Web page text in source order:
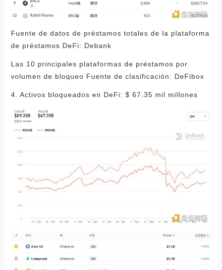
Fuente de datos de préstamos totales de la plataforma
de préstamos DeFi: Debank
Las 10 principales plataformas de préstamos por
volumen de bloqueo Fuente de clasificación: DeFibox
4. Activos bloqueados en DeFi: $ 67.35 mil millones